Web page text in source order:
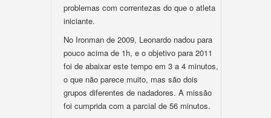
problemas com correntezas do que o atleta
iniciante.
No Ironman de 2009, Leonardo nadou para
pouco acima de 1h, e o objetivo para 2011
foi de abaixar este tempo em 3 a 4 minutos,
o que não parece muito, mas são dois
grupos diferentes de nadadores. A missão
foi cumprida com a parcial de 56 minutos.